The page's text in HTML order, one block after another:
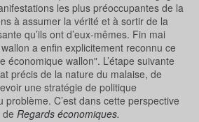
les plus préoccupantes de la
à assumer la vérité et à sortir de la
qu’ils ont d’eux-mêmes. Fin mai
a enfin explicitement reconnu ce
économique wallon". L’étape suivante
précis de la nature du malaise, de
une stratégie de politique
C’est dans cette perspective
Regards économiques.